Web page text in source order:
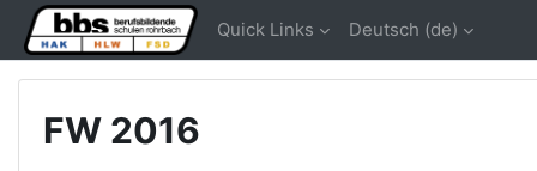
Zum Hauptinhalt
Quick Links Deutsch ‎(de)‎
FW 2016